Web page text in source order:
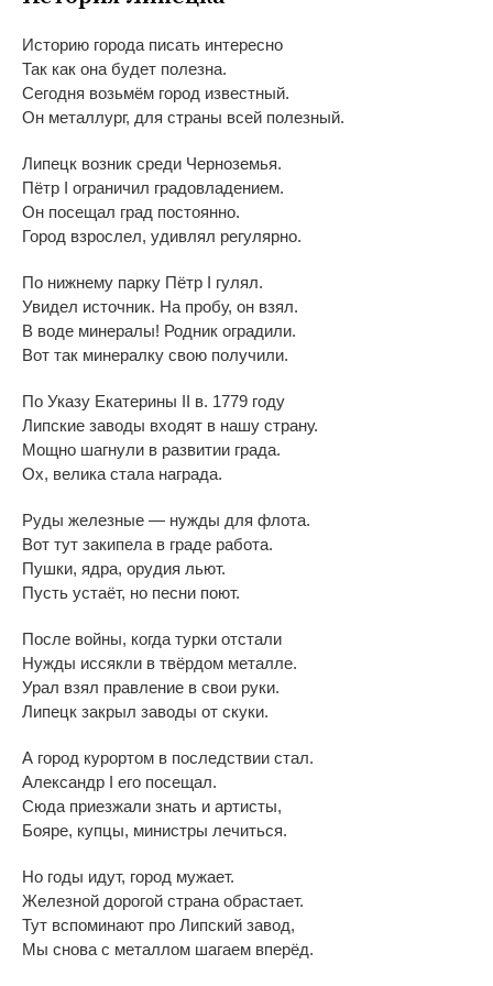
Историю города писать интересно
Так как она будет полезна.
Сегодня возьмём город известный.
Он металлург, для страны всей полезный.
Липецк возник среди Черноземья.
Пётр I ограничил градовладением.
Он посещал град постоянно.
Город взрослел, удивлял регулярно.
По нижнему парку Пётр I гулял.
Увидел источник. На пробу, он взял.
В воде минералы! Родник оградили.
Вот так минералку свою получили.
По Указу Екатерины II в. 1779 году
Липские заводы входят в нашу страну.
Мощно шагнули в развитии града.
Ох, велика стала награда.
Руды железные — нужды для флота.
Вот тут закипела в граде работа.
Пушки, ядра, орудия льют.
Пусть устаёт, но песни поют.
После войны, когда турки отстали
Нужды иссякли в твёрдом металле.
Урал взял правление в свои руки.
Липецк закрыл заводы от скуки.
А город курортом в последствии стал.
Александр I его посещал.
Сюда приезжали знать и артисты,
Бояре, купцы, министры лечиться.
Но годы идут, город мужает.
Железной дорогой страна обрастает.
Тут вспоминают про Липский завод,
Мы снова с металлом шагаем вперёд.